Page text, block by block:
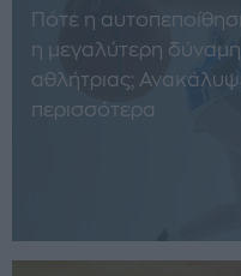
Πότε η αυτοπεποίθηση
η μεγαλύτερη δύναμη
αθλήτριας;
περισσότερα